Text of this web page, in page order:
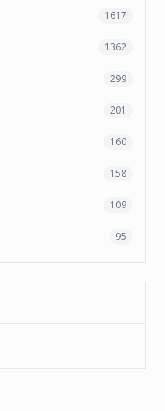
1617
1362
299
201
160
158
109
95